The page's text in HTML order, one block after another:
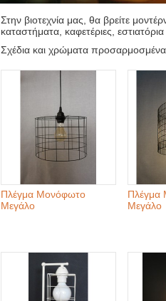
Στην βιοτεχνία μας, θα βρείτε
καταστήματα, καφετέριες,
Σχέδια και χρώματα
Πλέγμα Μονόφωτο
Μεγάλο
Πλέγμα
Μεγάλο